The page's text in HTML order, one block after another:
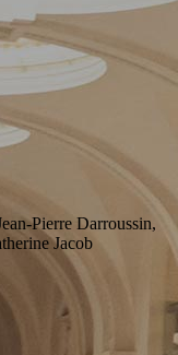
Pierre Darroussin,
Jacob